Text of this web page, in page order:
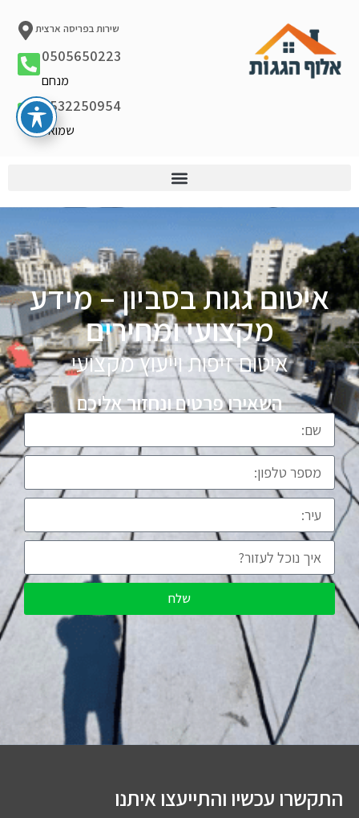
שירות בפריסה ארצית
0505650223
מנחם
0532250954
שמואל
איטום גגות בסביון – מידע
מקצועי ומחירים
איטום זיפות וייעוץ מקצועי
השאירו פרטים ונחזור אליכם
שלח
התקשרו עכשיו והתייעצו איתנו